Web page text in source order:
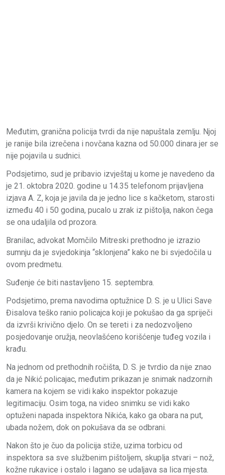
Međutim, granična policija tvrdi da nije napuštala zemlju. Njoj
je ranije bila izrečena i novčana kazna od 50.000 dinara jer se
nije pojavila u sudnici.
Podsjetimo, sud je pribavio izvještaj u kome je navedeno da
je 21. oktobra 2020. godine u 14.35 telefonom prijavljena
izjava A. Z, koja je javila da je jedno lice s kačketom, starosti
između 40 i 50 godina, pucalo u zrak iz pištolja, nakon čega
se ona udaljila od prozora.
Branilac, advokat Momčilo Mitreski prethodno je izrazio
sumnju da je svjedokinja “sklonjena” kako ne bi svjedočila u
ovom predmetu.
Suđenje će biti nastavljeno 15. septembra.
Podsjetimo, prema navodima optužnice D. S. je u Ulici Save
Đisalova teško ranio policajca koji je pokušao da ga spriječi
da izvrši krivično djelo. On se tereti i za nedozvoljeno
posjedovanje oružja, neovlašćeno korišćenje tuđeg vozila i
krađu.
Na jednom od prethodnih ročišta, D. S. je tvrdio da nije znao
da je Nikić policajac, međutim prikazan je snimak nadzornih
kamera na kojem se vidi kako inspektor pokazuje
legitimaciju. Osim toga, na video snimku se vidi kako
optuženi napada inspektora Nikića, kako ga obara na put,
ubada nožem, dok on pokušava da se odbrani.
Nakon što je čuo da policija stiže, uzima torbicu od
inspektora sa sve službenim pištoljem, skuplja stvari – nož,
kožne rukavice i ostalo i lagano se udaljava sa lica mjesta.